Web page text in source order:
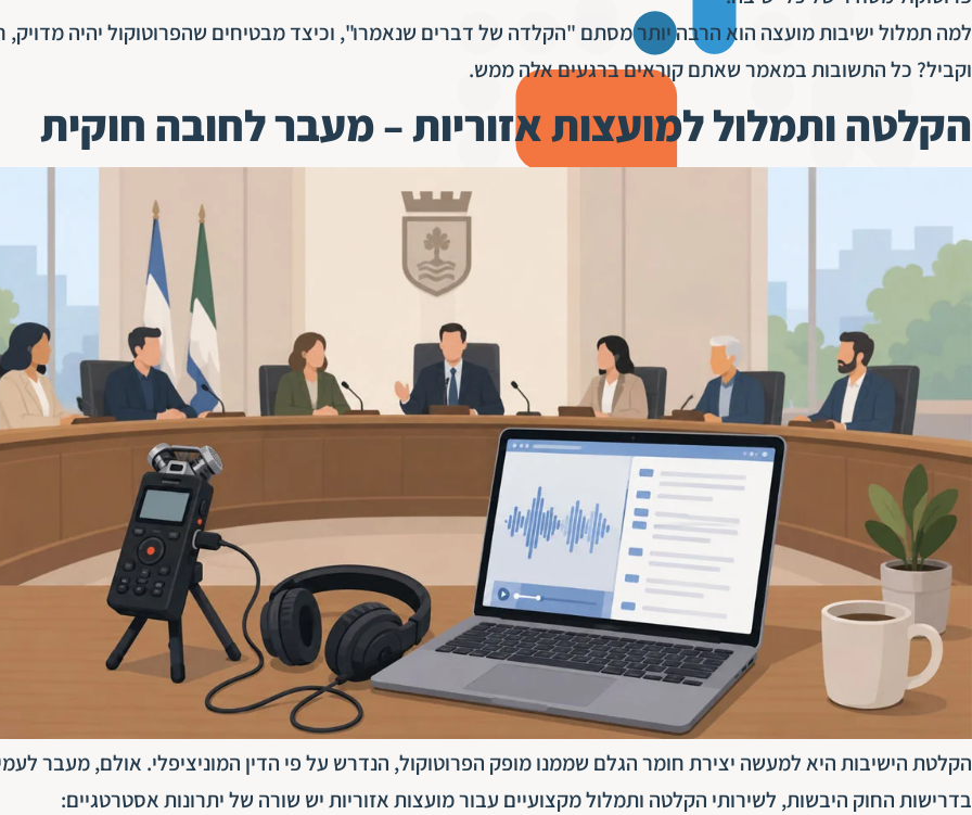
למה תמלול ישיבות מועצה הוא הרבה יותר מסתם "הקלדה של דברים שנאמרו", וכיצד מבטיחים שהפרוטוקול יהיה מדויק,
וקביל? כל התשובות במאמר שאתם קוראים ברגעים אלה ממש.
הקלטה ותמלול למועצות אזוריות – מעבר לחובה חוקית
הקלטת הישיבות היא למעשה יצירת חומר הגלם שממנו מופק הפרוטוקול, הנדרש על פי הדין המוניציפלי. אולם, מעבר
בדרישות החוק היבשות, לשירותי הקלטה ותמלול מקצועיים עבור מועצות אזוריות יש שורה של יתרונות אסטרטגיים: